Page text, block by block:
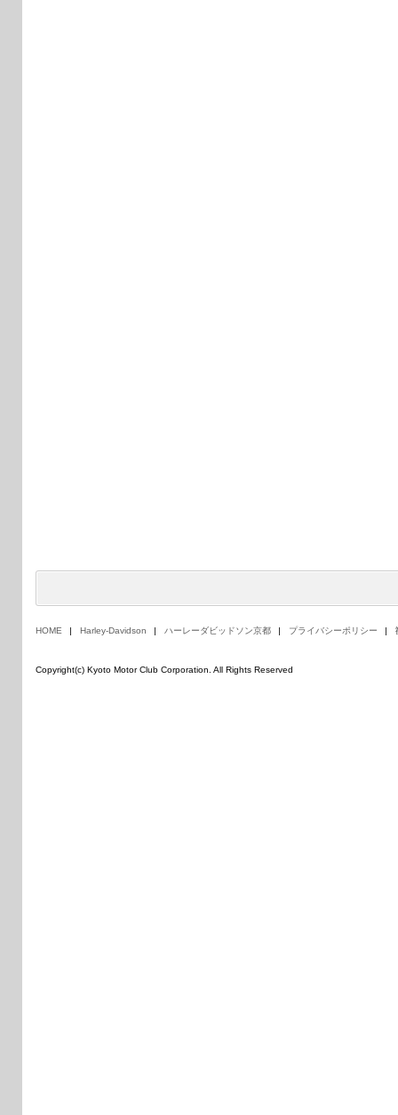
HOME Harley-Davidson ハーレーダビッドソン京都 プライバシーポリシー
Copyright(c) Kyoto Motor Club Corporation. All Rights Reserved